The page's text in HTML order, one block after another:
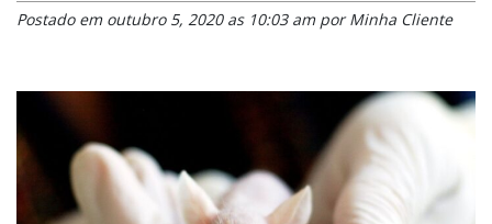
Postado em outubro 5, 2020 as 10:03 am por Minha Cliente